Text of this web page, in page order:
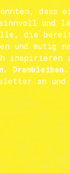
dass
sinnvoll und
die
und mutig
inspirieren
an